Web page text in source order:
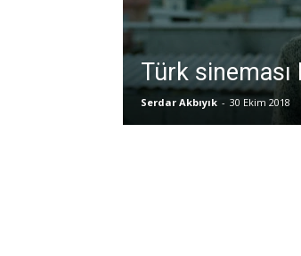
Türk sineması
Serdar Akbıyık - 30 Ekim 2018